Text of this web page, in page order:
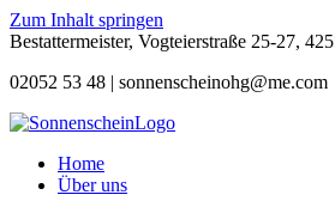
Zum Inhalt springen
Bestattermeister, Vogteierstraße 25-27,
02052 53 48 | sonnenscheinohg@me.com
Home
Über uns